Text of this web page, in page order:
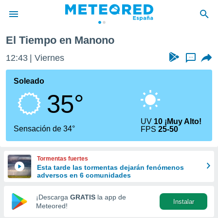
de
por
que se
calidad.
a este
las
y
forma
digital
basada
El Tiempo en Manono
12:43 Viernes ...
Soleado
35°
Sensación de 34°
UV 10 ¡Muy Alto!
FPS25-50
Tormentas fuertes
Esta tarde las tormentas dejarán fenómenos
adversos en 6 comunidades
¡Descarga GRATIS la app de
Meteored!
Instalar